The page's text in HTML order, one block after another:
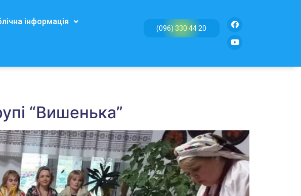
інформація
(096) 330 44 20
“Вишенька”